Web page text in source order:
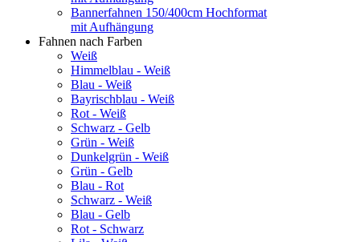
Bannerfahnen 150/400cm Hochformat
mit Aufhängung
Fahnen nach Farben
Weiß
Himmelblau - Weiß
Blau - Weiß
Bayrischblau - Weiß
Rot - Weiß
Schwarz - Gelb
Grün - Weiß
Dunkelgrün - Weiß
Grün - Gelb
Blau - Rot
Schwarz - Weiß
Blau - Gelb
Rot - Schwarz